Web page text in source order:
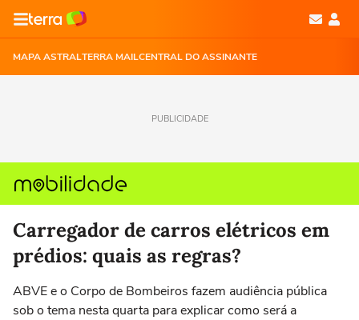
MAPA ASTRALTERRA MAILCENTRAL DO ASSINANTE
PUBLICIDADE
Carregador de carros elétricos em
prédios: quais as regras?
ABVE e o Corpo de Bombeiros fazem audiência pública
sob o tema nesta quarta para explicar como será a